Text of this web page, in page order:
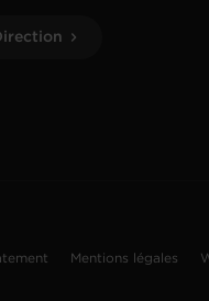
Mentions légales